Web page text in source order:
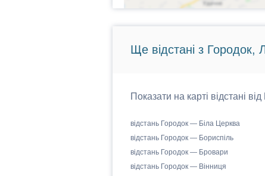
Ще відстані з Городок,
Показати на карті відстані
відстань Городок — Біла Церква
відстань Городок — Бориспіль
відстань Городок — Бровари
відстань Городок — Вінниця